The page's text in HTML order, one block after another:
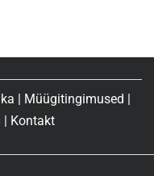
Müügitingimused
Kontakt